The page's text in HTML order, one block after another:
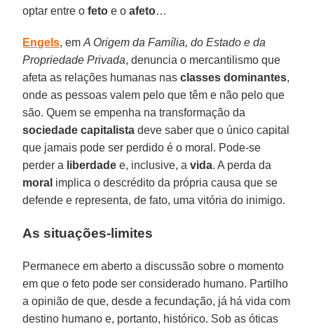
optar entre ofeto e oafeto…
Engels, emA Origem da Família, do Estado e da
Propriedade Privada, denuncia o mercantilismo que
afeta as relações humanas nasclasses dominantes,
onde as pessoas valem pelo que têm e não pelo que
são. Quem se empenha na transformação da
sociedade capitalista deve saber que o único capital
que jamais pode ser perdido é o moral. Pode-se
perder a liberdade e, inclusive, avida. A perda da
moral implica o descrédito da própria causa que se
defende e representa, de fato, uma vitória do inimigo.
As situações-limites
Permanece em aberto a discussão sobre o momento
em que o feto pode ser considerado humano. Partilho
a opinião de que, desde a fecundação, já há vida com
destino humano e, portanto, histórico. Sob as óticas